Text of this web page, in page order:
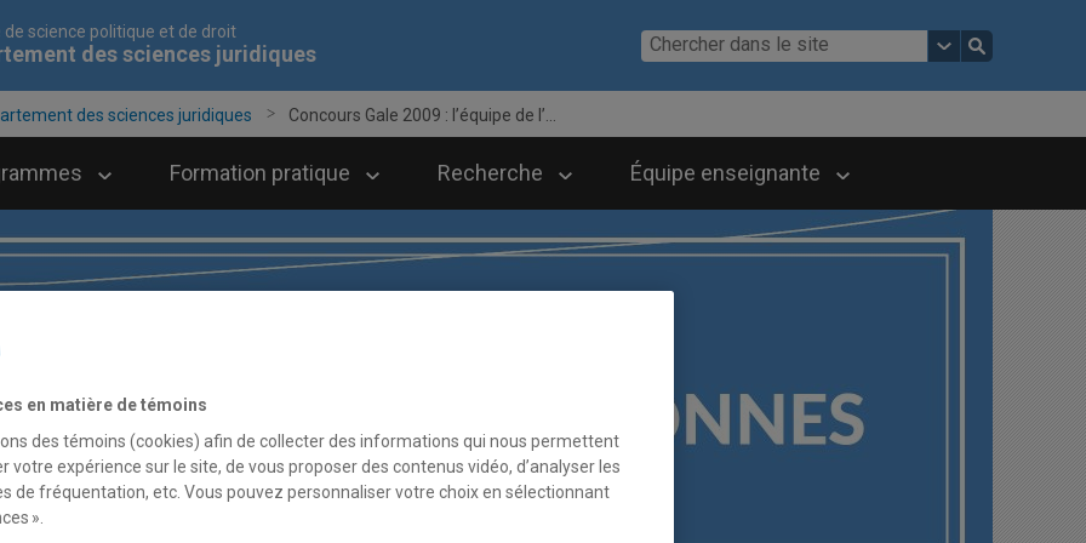
de science politique et de droit
des sciences juridiques
des sciences juridiques Concours Gale 2009 : l’équipe de l’...
Formation pratique Recherche Équipe enseignante
en matière de témoins
des témoins (cookies) afin de collecter des informations qui nous permettent
votre expérience sur le site, de vous proposer des contenus vidéo, d’analyser les
de fréquentation, etc. Vous pouvez personnaliser votre choix en sélectionnant
».